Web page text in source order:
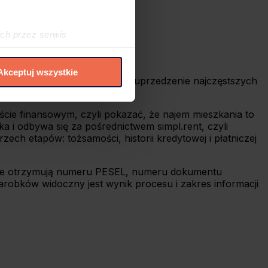
przez serwis
wszystkie
zarobki.
do simpl.rent oraz uprzedzenie najczęstszych
finansowym, czyli pokazać, że najem mieszkania to
i odbywa się za pośrednictwem simpl.rent, czyli
etapów: tożsamości, historii kredytowej i płatniczej
otrzymują numeru PESEL, numeru dokumentu
widoczny jest wynik procesu i zakres informacji